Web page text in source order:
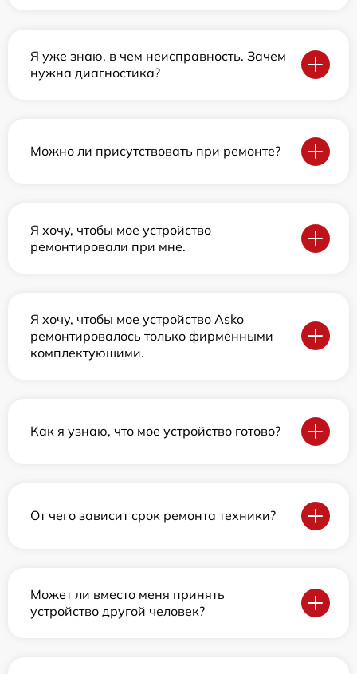
Я уже знаю, в чем неисправность. Зачем
нужна диагностика?
Можно ли присутствовать при ремонте?
Я хочу, чтобы мое устройство
ремонтировали при мне.
Я хочу, чтобы мое устройство Asko
ремонтировалось только фирменными
комплектующими.
Как я узнаю, что мое устройство готово?
От чего зависит срок ремонта техники?
Может ли вместо меня принять
устройство другой человек?